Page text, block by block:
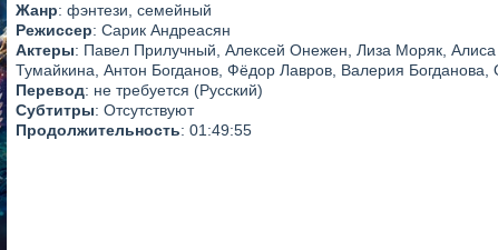
Жанр: фэнтези, семейный
Режиссер: Сарик Андреасян
Актеры: Павел Прилучный, Алексей Онежен, Лиза Моряк,
Тумайкина, Антон Богданов, Фёдор Лавров, Валерия Богданова,
Перевод: не требуется (Русский)
Субтитры: Отсутствуют
Продолжительность: 01:49:55